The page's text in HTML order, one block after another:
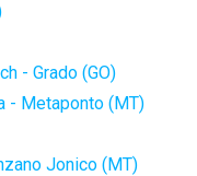
- Grado (GO)
- Metaponto (MT)
Jonico (MT)